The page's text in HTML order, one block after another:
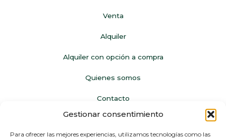
Gestionar consentimiento
Para ofrecer las mejores experiencias, utilizamos tecnologías como las
Venta
Alquiler
Alquiler con opción a compra
Quienes somos
Contacto